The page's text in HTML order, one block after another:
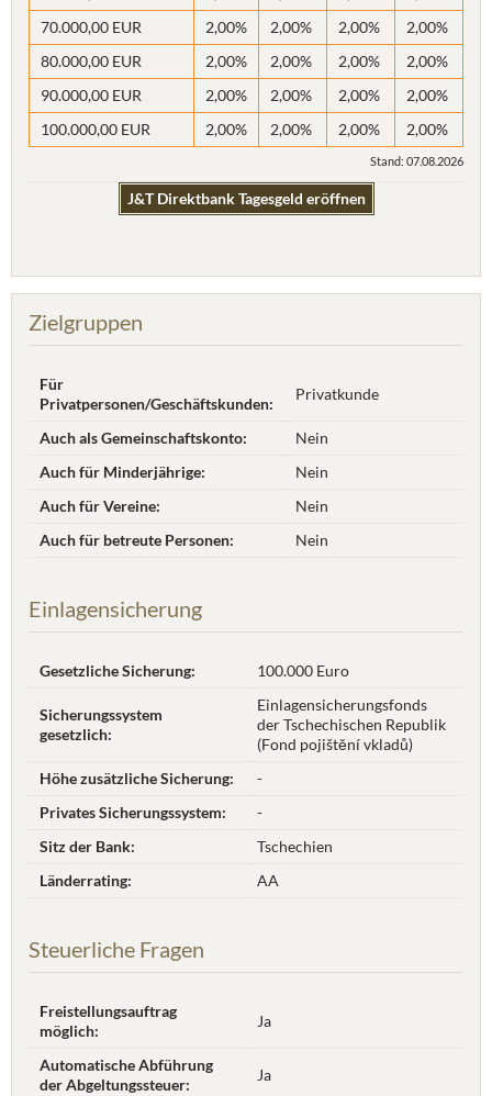
70.000,00 EUR
2,00% 2,00% 2,00%
2,00%
80.000,00 EUR
2,00% 2,00% 2,00%
2,00%
90.000,00 EUR
2,00% 2,00% 2,00%
2,00%
100.000,00 EUR
2,00% 2,00% 2,00% 2,00%
Stand: 07.08.2026
J&T Direktbank Tagesgeld eröffnen
Zielgruppen
Für
Privatpersonen/Geschäftskunden:
Privatkunde
Auch als Gemeinschaftskonto:
Nein
Auch für Minderjährige:
Nein
Auch für Vereine:
Nein
Auch für betreute Personen:
Nein
Einlagensicherung
Gesetzliche Sicherung: 100.000 Euro
Sicherungssystem
gesetzlich:
Einlagensicherungsfonds
der Tschechischen Republik
(Fond pojištění vkladů)
Höhe zusätzliche Sicherung:
-
Privates Sicherungssystem:
-
Sitz der Bank:
Tschechien
Länderrating:
AA
Steuerliche Fragen
Freistellungsauftrag
möglich:
Ja
Automatische Abführung
der Abgeltungssteuer:
Ja